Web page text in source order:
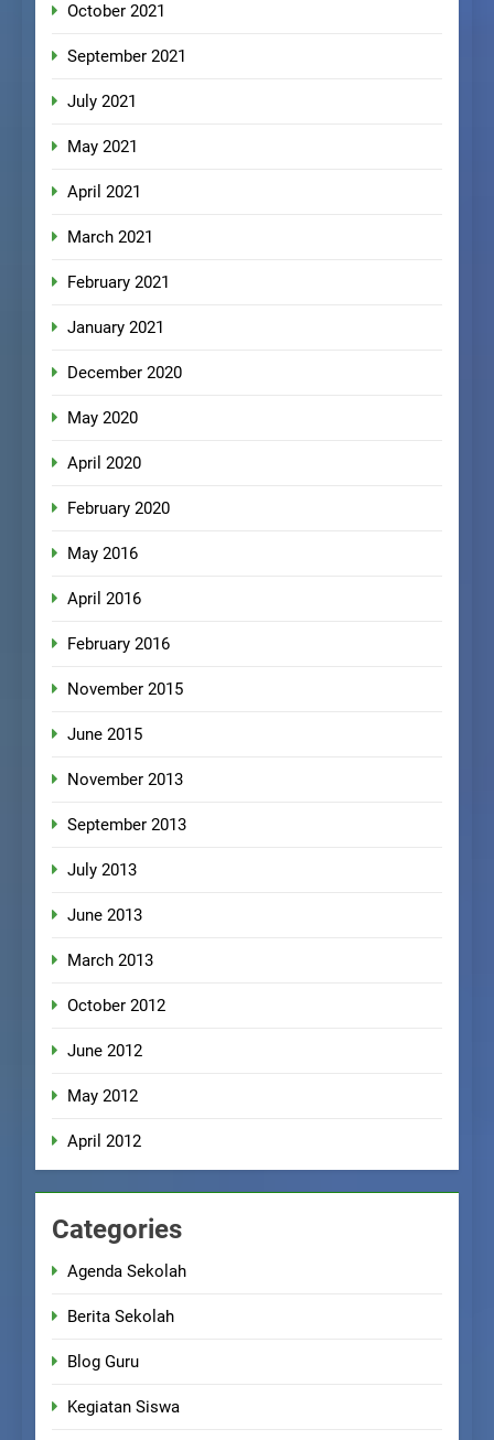
October 2021
September 2021
July 2021
May 2021
April 2021
March 2021
February 2021
January 2021
December 2020
May 2020
April 2020
February 2020
May 2016
April 2016
February 2016
November 2015
June 2015
November 2013
September 2013
July 2013
June 2013
March 2013
October 2012
June 2012
May 2012
April 2012
Categories
Agenda Sekolah
Berita Sekolah
Blog Guru
Kegiatan Siswa